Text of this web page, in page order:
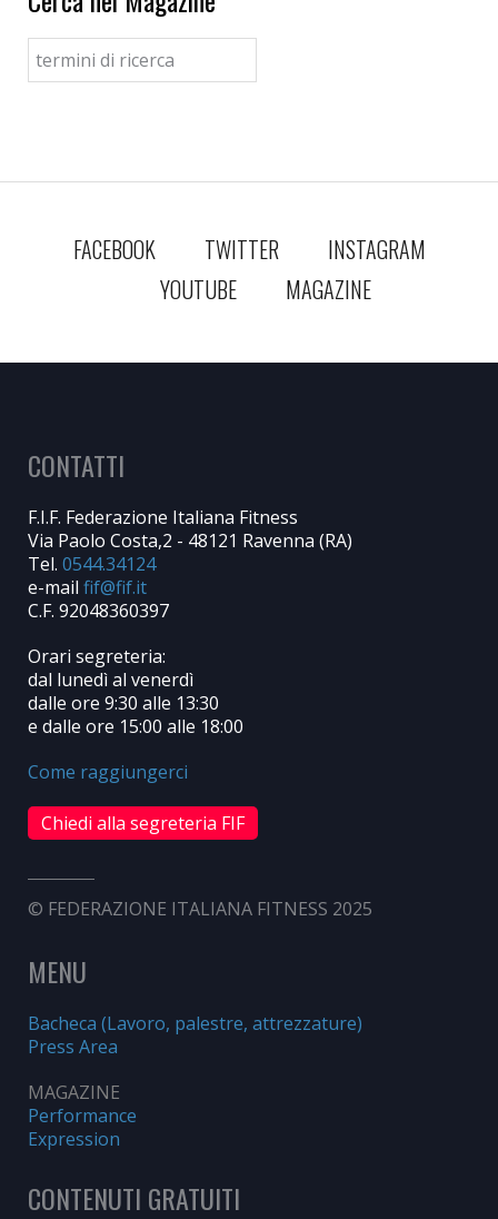
FACEBOOK TWITTER
INSTAGRAM
YOUTUBE
MAGAZINE
CONTATTI
F.I.F. Federazione Italiana Fitness
Via Paolo Costa,2 - 48121 Ravenna (RA)
Tel. 0544.34124
e-mail
C.F. 92048360397
Orari segreteria:
dal lunedì al venerdì
dalle ore 9:30 alle 13:30
e dalle ore 15:00 alle 18:00
Come raggiungerci
Chiedi alla segreteria FIF
© FEDERAZIONE ITALIANA FITNESS 2025
MENU
Bacheca (Lavoro, palestre, attrezzature)
Press Area
MAGAZINE
Performance
Expression
CONTENUTI GRATUITI